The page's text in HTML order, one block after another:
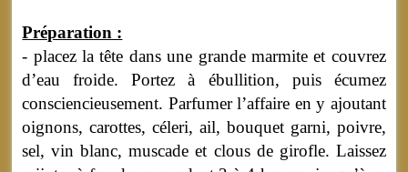
Préparation :
- placez la tête dans une grande marmite et couvrez
d’eau froide. Portez à ébullition, puis écumez
consciencieusement. Parfumer l’affaire en y ajoutant
oignons, carottes, céleri, ail, bouquet garni, poivre,
sel, vin blanc, muscade et clous de girofle. Laissez